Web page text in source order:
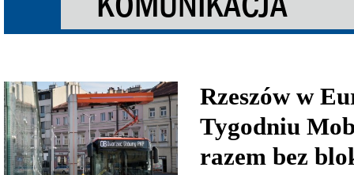
Rzeszów w
Tygodniu
razem bez